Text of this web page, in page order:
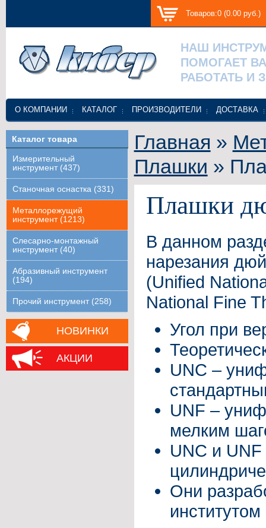
Товаров:0 (0.00 руб.)
НАШ
ПОМОГАЕТ
РАБОТАТЬ И
О КОМПАНИИ КАТАЛОГ ПРОИЗВОДИТЕЛИ ДОСТАВКА
Каталог товара
Измерительный
инструмент (437)
Станочная оснастка (331)
Металлорежущий
инструмент (1213)
Слесарно-монтажный
инструмент (40)
Абразивный инструмент
(194)
Прочий инструмент (258)
НОВИНКИ
АКЦИИ
Главная »
Плашки »
Плашки
В данном
нарезания
(Unified
National Fine
Угол при
UNC –
UNF –
мелким
UNC и
Они